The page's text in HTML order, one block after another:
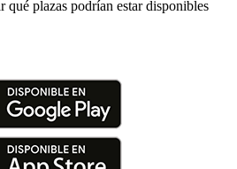
qué plazas podrían estar disponibles